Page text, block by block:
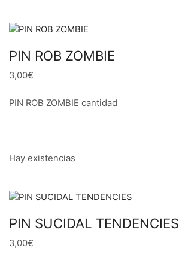
PIN ROB ZOMBIE
3,00€
PIN ROB ZOMBIE cantidad
Hay existencias
PIN SUCIDAL TENDENCIES
3,00€